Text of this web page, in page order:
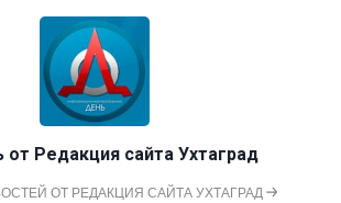
от Редакция сайта Ухтаград
ОТ РЕДАКЦИЯ САЙТА УХТАГРАД